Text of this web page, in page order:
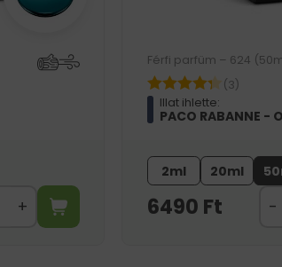
Férfi parfüm – 624
(3)
Illat ihlette:
PACO RABANNE -
2ml 20ml
6490 Ft